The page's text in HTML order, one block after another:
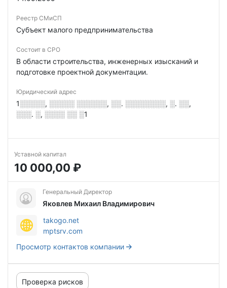
Реестр СМиСП
Субъект малого предпринимательства
Состоит в СРО
В области строительства, инженерных изысканий и
подготовке проектной документации.
Юридический адрес
1░░░░░, ░░░░░ ░░░░░░, ░░. ░░░░░░░░, ░. ░░,
░░░. ░, ░░░░ ░░ ░1
Уставной капитал
10 000,00 ₽
Генеральный Директор
Яковлев Михаил Владимирович
takogo.net
mptsrv.com
Просмотр контактов компании
Проверка рисков